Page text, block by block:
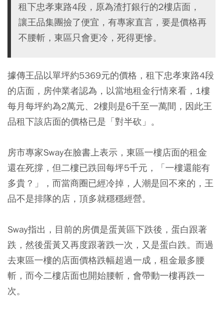
租下忠孝東路4段，原為渣打銀行的2樓店面，
讓王品集團撿了便宜，有專家直言，要是價格再
不腰斬，東區只會更冷，死得更慘。
據傳王品以單坪約5369元的價格，租下忠孝東路4段
的店面，房仲業者認為，以當地租金行情來看，1樓
每月每坪約為2萬元、2樓則是6千至一萬間，因此王
品租下該店面的價格已是「對半砍」。
房市專家Sway在臉書上表示，東區一樓店面的租金
還在死撐，但二樓已跌回每坪5千元，「一樓還能有
多貴？」，而當商圈已經冷掉，人潮是回不來的，王
品不是排隊的店，頂多就穩穩經營。
Sway指出，目前的房價是蛋黃區下跌後，蛋白跟著
跌，然後蛋黃又再度跟著跌一次，又是蛋白跌。而過
去東區一樓的店面價格跌幅超過一成，租金最多腰
斬，而今二樓店面也開始腰斬，會帶動一樓再跌一
次。